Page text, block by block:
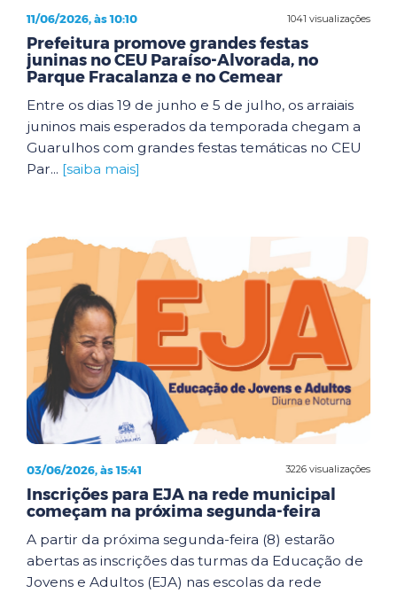
1041 visualizações
11/06/2026, às 10:10
Prefeitura promove grandes festas
juninas no CEU Paraíso-Alvorada, no
Parque Fracalanza e no Cemear
Entre os dias 19 de junho e 5 de julho, os arraiais
juninos mais esperados da temporada chegam a
Guarulhos com grandes festas temáticas no CEU
Par... [saiba mais]
3226 visualizações
03/06/2026, às 15:41
Inscrições para EJA na rede municipal
começam na próxima segunda-feira
A partir da próxima segunda-feira (8) estarão
abertas as inscrições das turmas da Educação de
Jovens e Adultos (EJA) nas escolas da rede